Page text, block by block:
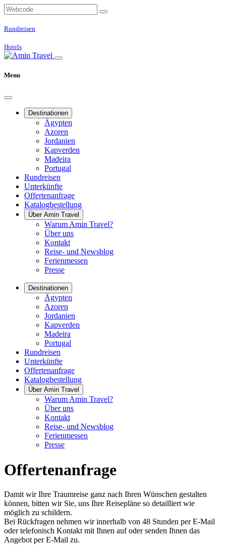
Rundreisen
Hotels
Menu
Destinationen
Ägypten
Azoren
Jordanien
Kapverden
Madeira
Portugal
Rundreisen
Unterkünfte
Offertenanfrage
Katalogbestellung
Über Amin Travel
Warum Amin Travel?
Über uns
Kontakt
Reise- und Newsblog
Ferienmessen
Presse
Destinationen
Ägypten
Azoren
Jordanien
Kapverden
Madeira
Portugal
Rundreisen
Unterkünfte
Offertenanfrage
Katalogbestellung
Über Amin Travel
Warum Amin Travel?
Über uns
Kontakt
Reise- und Newsblog
Ferienmessen
Presse
Offertenanfrage
Damit wir Ihre Traumreise ganz nach Ihren Wünschen gestalten
können, bitten wir Sie, uns Ihre Reisepläne so detailliert wie
möglich zu schildern.
Bei Rückfragen nehmen wir innerhalb von 48 Stunden per E-Mail
oder telefonisch Kontakt mit Ihnen auf oder senden Ihnen das
Angebot per E-Mail zu.